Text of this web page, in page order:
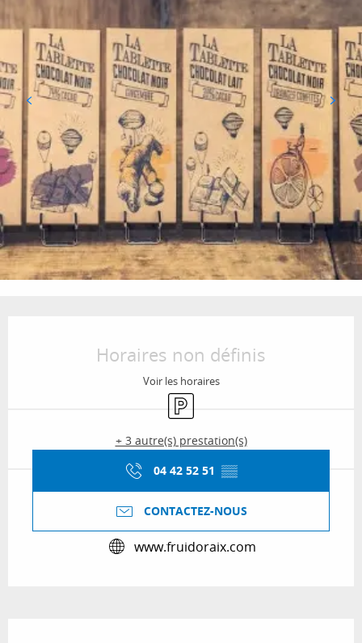
Horaires non définis
Voir les horaires
Parking
+ 3 autre(s) prestation(s)
04 42 52 51 ▒▒
CONTACTEZ-NOUS
www.fruidoraix.com